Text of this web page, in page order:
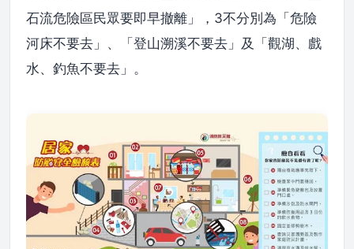
石流危險區民眾要即早撤離」，3不分別為「危險
河床不要去」、「登山溯溪不要去」及「觀湖、戲
水、釣魚不要去」。